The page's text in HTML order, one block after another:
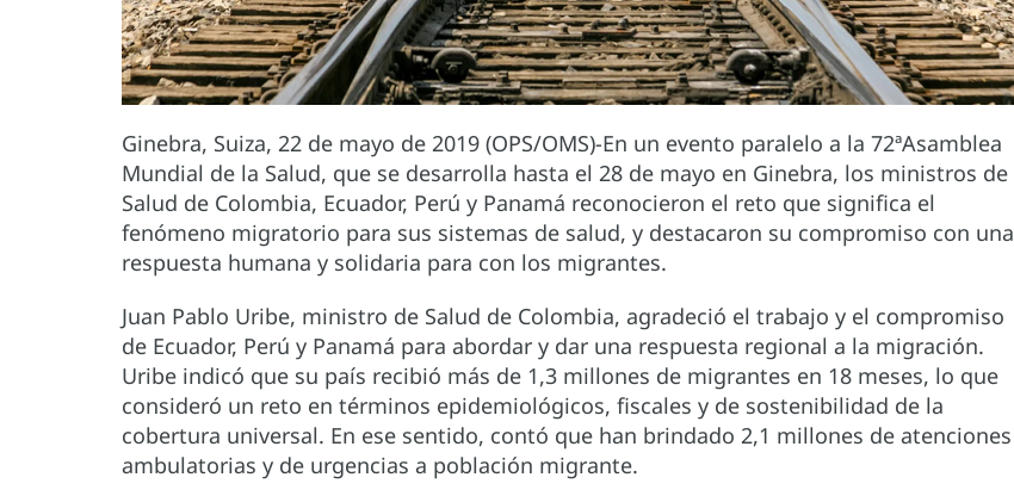
Ginebra, Suiza, 22 de mayo de 2019 (OPS/OMS)-En un evento paralelo a la 72ªAsamblea
Mundial de la Salud, que se desarrolla hasta el 28 de mayo en Ginebra, los ministros de
Salud de Colombia, Ecuador, Perú y Panamá reconocieron el reto que significa el
fenómeno migratorio para sus sistemas de salud, y destacaron su compromiso con una
respuesta humana y solidaria para con los migrantes.
Juan Pablo Uribe, ministro de Salud de Colombia, agradeció el trabajo y el compromiso
de Ecuador, Perú y Panamá para abordar y dar una respuesta regional a la migración.
Uribe indicó que su país recibió más de 1,3 millones de migrantes en 18 meses, lo que
consideró un reto en términos epidemiológicos, fiscales y de sostenibilidad de la
cobertura universal. En ese sentido, contó que han brindado 2,1 millones de atenciones
ambulatorias y de urgencias a población migrante.